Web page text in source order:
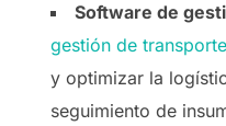
Software de
gestión de transporte
y optimizar la
seguimiento de